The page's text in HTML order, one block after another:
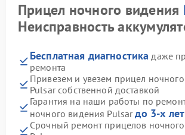
Прицел ночного видения
Неисправность
Бесплатная диагностика даже
ремонта
Привезем и увезем прицел
Pulsar собственной доставкой
Гарантия на наши работы по
ночного видения Pulsarдо 3-х лет
Срочный ремонт прицелов